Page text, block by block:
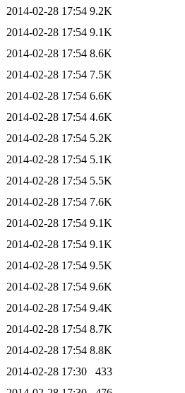
2014-02-28 17:54 9.2K
2014-02-28 17:54 9.1K
2014-02-28 17:54 8.6K
2014-02-28 17:54 7.5K
2014-02-28 17:54 6.6K
2014-02-28 17:54 4.6K
2014-02-28 17:54 5.2K
2014-02-28 17:54 5.1K
2014-02-28 17:54 5.5K
2014-02-28 17:54 7.6K
2014-02-28 17:54 9.1K
2014-02-28 17:54 9.1K
2014-02-28 17:54 9.5K
2014-02-28 17:54 9.6K
2014-02-28 17:54 9.4K
2014-02-28 17:54 8.7K
2014-02-28 17:54 8.8K
2014-02-28 17:30
433